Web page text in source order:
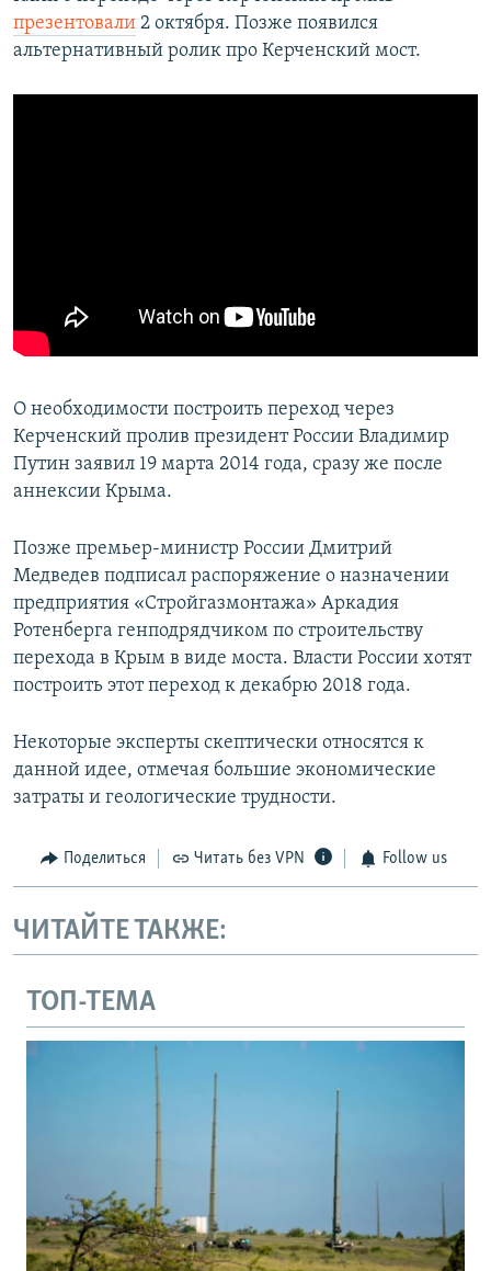
презентовали 2 октября. Позже появился
альтернативный ролик про Керченский мост.
О необходимости построить переход через
Керченский пролив президент России Владимир
Путин заявил 19 марта 2014 года, сразу же после
аннексии Крыма.
Позже премьер-министр России Дмитрий
Медведев подписал распоряжение о назначении
предприятия «Стройгазмонтажа» Аркадия
Ротенберга генподрядчиком по строительству
перехода в Крым в виде моста. Власти России хотят
построить этот переход к декабрю 2018 года.
Некоторые эксперты скептически относятся к
данной идее, отмечая большие экономические
затраты и геологические трудности.
Поделиться Читать без VPN Follow us
ЧИТАЙТЕ ТАКЖЕ:
ТОП-ТЕМА